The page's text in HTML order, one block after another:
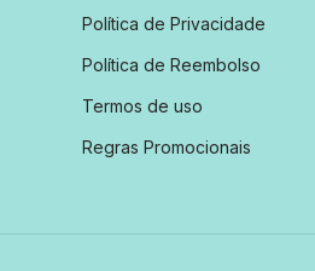
Política de Privacidade
Política de Reembolso
Termos de uso
Regras Promocionais